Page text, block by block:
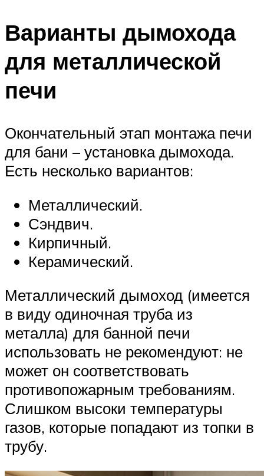
Варианты дымохода
для металлической
печи
Окончательный этап монтажа печи
для бани – установка дымохода.
Есть несколько вариантов:
Металлический.
Сэндвич.
Кирпичный.
Керамический.
Металлический дымоход (имеется
в виду одиночная труба из
металла) для банной печи
использовать не рекомендуют: не
может он соответствовать
противопожарным требованиям.
Слишком высоки температуры
газов, которые попадают из топки в
трубу.